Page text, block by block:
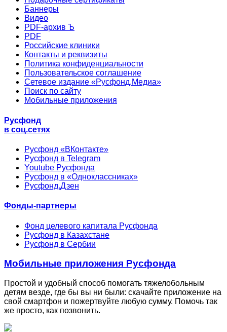
Баннеры
Видео
PDF-архив Ъ
PDF
Российские клиники
Контакты и реквизиты
Политика конфиденциальности
Пользовательское соглашение
Сетевое издание «Русфонд.Медиа»
Поиск по сайту
Мобильные приложения
Русфонд
в соц.сетях
Русфонд «ВКонтакте»
Русфонд в Telegram
Youtube Русфонда
Русфонд в «Одноклассниках»
Русфонд.Дзен
Фонды-партнеры
Фонд целевого капитала Русфонда
Русфонд в Казахстане
Русфонд в Сербии
Мобильные приложения Русфонда
Простой и удобный способ помогать тяжелобольным
детям везде, где бы вы ни были: скачайте приложение на
свой смартфон и пожертвуйте любую сумму. Помочь так
же просто, как позвонить.